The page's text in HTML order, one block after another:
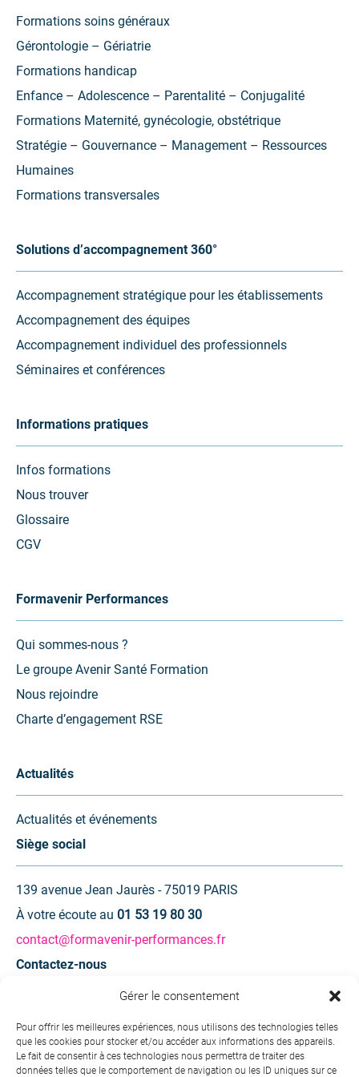
Gérer le consentement
Pour offrir les meilleures expériences, nous utilisons des technologies telles
que les cookies pour stocker et/ou accéder aux informations des appareils.
Le fait de consentir à ces technologies nous permettra de traiter des
données telles que le comportement de navigation ou les ID uniques sur ce
Formations soins généraux
Gérontologie – Gériatrie
Formations handicap
Enfance – Adolescence – Parentalité – Conjugalité
Formations Maternité, gynécologie, obstétrique
Stratégie – Gouvernance – Management – Ressources
Humaines
Formations transversales
Solutions d’accompagnement 360°
Accompagnement stratégique pour les établissements
Accompagnement des équipes
Accompagnement individuel des professionnels
Séminaires et conférences
Informations pratiques
Infos formations
Nous trouver
Glossaire
CGV
Formavenir Performances
Qui sommes-nous ?
Le groupe Avenir Santé Formation
Nous rejoindre
Charte d’engagement RSE
Actualités
Actualités et événements
Siège social
139 avenue Jean Jaurès - 75019 PARIS
À votre écoute au 01 53 19 80 30
contact@formavenir-performances.fr
Contactez-nous
Contactez-nous